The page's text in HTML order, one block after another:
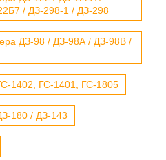
/ ДЗ-298-1 / ДЗ-298
ДЗ-98 / ДЗ-98А / ДЗ-98В /
1402, ГС-1401, ГС-1805
180 / ДЗ-143